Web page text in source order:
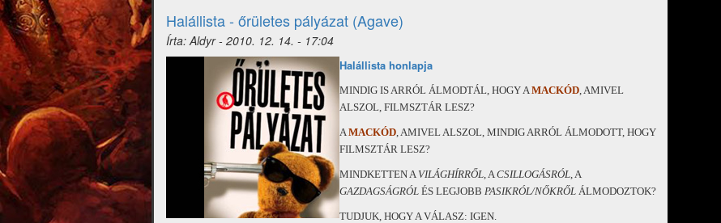
Halállista - őrületes pályázat (Agave)
Írta:Aldyr- 2010. 12. 14. - 17:04
Halállista honlapja
MINDIG IS ARRÓL ÁLMODTÁL, HOGY AMACKÓD, AMIVEL
ALSZOL, FILMSZTÁR LESZ?
AMACKÓD, AMIVEL ALSZOL, MINDIG ARRÓL ÁLMODOTT, HOGY
FILMSZTÁR LESZ?
MINDKETTEN A VILÁGHÍRRŐL, ACSILLOGÁSRÓL, A
GAZDAGSÁGRÓL ÉS LEGJOBB PASIKRÓL/NŐKRŐL ÁLMODOZTOK?
TUDJUK, HOGY A VÁLASZ: IGEN.